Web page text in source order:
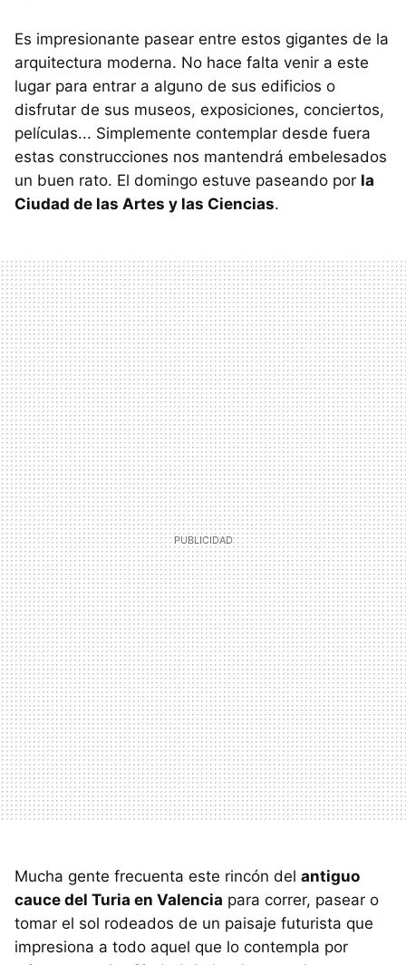
Es impresionante pasear entre estos gigantes de la
arquitectura moderna. No hace falta venir a este
lugar para entrar a alguno de sus edificios o
disfrutar de sus museos, exposiciones, conciertos,
películas... Simplemente contemplar desde fuera
estas construcciones nos mantendrá embelesados
un buen rato. El domingo estuve paseando por la
Ciudad de las Artes y las Ciencias.
Mucha gente frecuenta este rincón del antiguo
cauce del Turia en Valencia para correr, pasear o
tomar el sol rodeados de un paisaje futurista que
impresiona a todo aquel que lo contempla por